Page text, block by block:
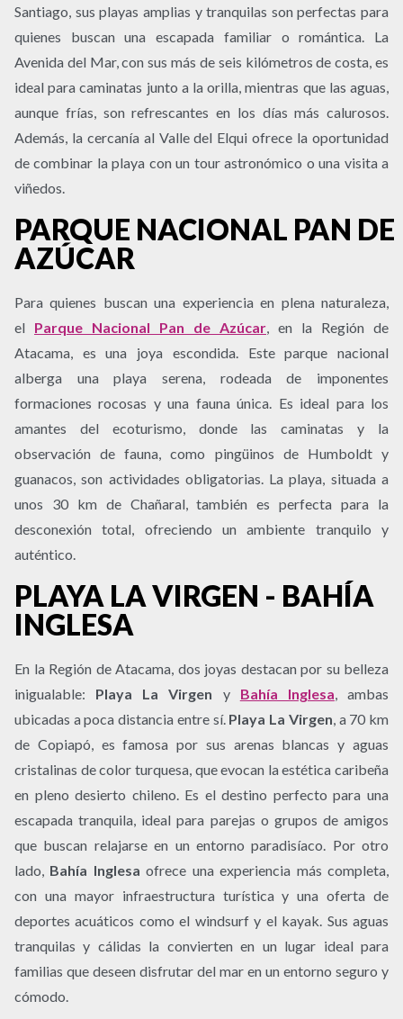
Santiago, sus playas amplias y tranquilas son perfectas para
quienes buscan una escapada familiar o romántica. La
Avenida del Mar, con sus más de seis kilómetros de costa, es
ideal para caminatas junto a la orilla, mientras que las aguas,
aunque frías, son refrescantes en los días más calurosos.
Además, la cercanía al Valle del Elqui ofrece la oportunidad
de combinar la playa con un tour astronómico o una visita a
viñedos.
PARQUE NACIONAL PAN DE
AZÚCAR
Para quienes buscan una experiencia en plena naturaleza,
el Parque Nacional Pan de Azúcar, en la Región de
Atacama, es una joya escondida. Este parque nacional
alberga una playa serena, rodeada de imponentes
formaciones rocosas y una fauna única. Es ideal para los
amantes del ecoturismo, donde las caminatas y la
observación de fauna, como pingüinos de Humboldt y
guanacos, son actividades obligatorias. La playa, situada a
unos 30 km de Chañaral, también es perfecta para la
desconexión total, ofreciendo un ambiente tranquilo y
auténtico.
PLAYA LA VIRGEN - BAHÍA
INGLESA
En la Región de Atacama, dos joyas destacan por su belleza
inigualable: Playa La Virgen y Bahía Inglesa, ambas
ubicadas a poca distancia entre sí. Playa La Virgen, a 70 km
de Copiapó, es famosa por sus arenas blancas y aguas
cristalinas de color turquesa, que evocan la estética caribeña
en pleno desierto chileno. Es el destino perfecto para una
escapada tranquila, ideal para parejas o grupos de amigos
que buscan relajarse en un entorno paradisíaco. Por otro
lado, Bahía Inglesa ofrece una experiencia más completa,
con una mayor infraestructura turística y una oferta de
deportes acuáticos como el windsurf y el kayak. Sus aguas
tranquilas y cálidas la convierten en un lugar ideal para
familias que deseen disfrutar del mar en un entorno seguro y
cómodo.